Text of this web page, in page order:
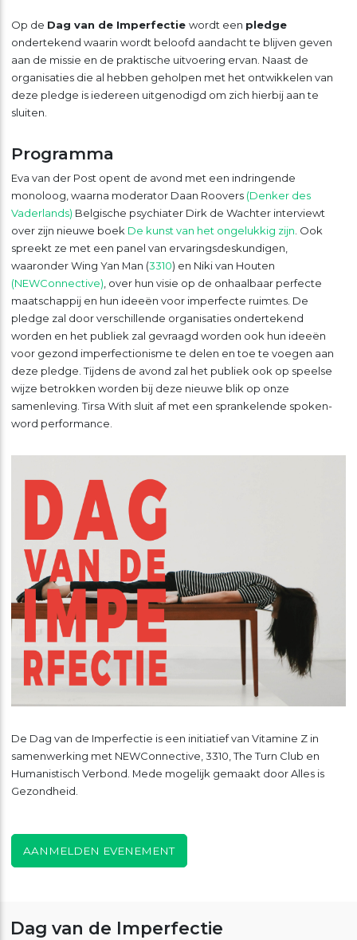
Op de Dag van de Imperfectie wordt een pledge
ondertekend waarin wordt beloofd aandacht te blijven geven
aan de missie en de praktische uitvoering ervan. Naast de
organisaties die al hebben geholpen met het ontwikkelen van
deze pledge is iedereen uitgenodigd om zich hierbij aan te
sluiten.
Programma
Eva van der Post opent de avond met een indringende
monoloog, waarna moderator Daan Roovers (Denker des
Vaderlands) Belgische psychiater Dirk de Wachter interviewt
over zijn nieuwe boek De kunst van het ongelukkig zijn. Ook
spreekt ze met een panel van ervaringsdeskundigen,
waaronder Wing Yan Man (3310) en Niki van Houten
(NEWConnective), over hun visie op de onhaalbaar perfecte
maatschappij en hun ideeën voor imperfecte ruimtes. De
pledge zal door verschillende organisaties ondertekend
worden en het publiek zal gevraagd worden ook hun ideeën
voor gezond imperfectionisme te delen en toe te voegen aan
deze pledge. Tijdens de avond zal het publiek ook op speelse
wijze betrokken worden bij deze nieuwe blik op onze
samenleving. Tirsa With sluit af met een sprankelende spoken-
word performance.
De Dag van de Imperfectie is een initiatief van Vitamine Z in
samenwerking met NEWConnective, 3310, The Turn Club en
Humanistisch Verbond. Mede mogelijk gemaakt door Alles is
Gezondheid.
AANMELDEN EVENEMENT
Dag van de Imperfectie